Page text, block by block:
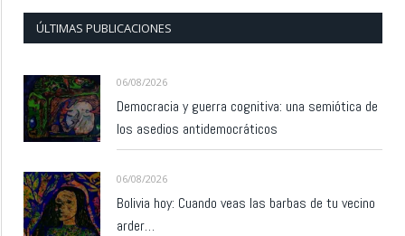
ÚLTIMAS PUBLICACIONES
06/08/2026
Democracia y guerra cognitiva: una semiótica de
los asedios antidemocráticos
06/08/2026
Bolivia hoy: Cuando veas las barbas de tu vecino
arder…